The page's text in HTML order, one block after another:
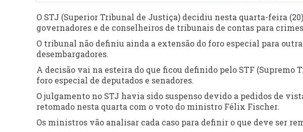
O STJ (Superior Tribunal de Justiça) decidiu nesta quarta-feira
governadores e de conselheiros de tribunais de contas para
O tribunal não definiu ainda a extensão do foro especial para
desembargadores.
A decisão vai na esteira do que ficou definido pelo STF (Supremo
foro especial de deputados e senadores.
O julgamento no STJ havia sido suspenso devido a pedidos de
retomado nesta quarta com o voto do ministro Félix Fischer.
Os ministros vão analisar cada caso para definir o que deve ser